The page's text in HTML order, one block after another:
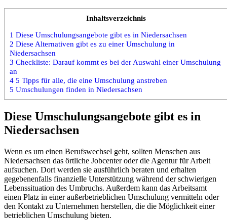
Inhaltsverzeichnis
1 Diese Umschulungsangebote gibt es in Niedersachsen
2 Diese Alternativen gibt es zu einer Umschulung in
Niedersachsen
3 Checkliste: Darauf kommt es bei der Auswahl einer Umschulung
an
4 5 Tipps für alle, die eine Umschulung anstreben
5 Umschulungen finden in Niedersachsen
Diese Umschulungsangebote gibt es in
Niedersachsen
Wenn es um einen Berufswechsel geht, sollten Menschen aus
Niedersachsen das örtliche Jobcenter oder die Agentur für Arbeit
aufsuchen. Dort werden sie ausführlich beraten und erhalten
gegebenenfalls finanzielle Unterstützung während der schwierigen
Lebenssituation des Umbruchs. Außerdem kann das Arbeitsamt
einen Platz in einer außerbetrieblichen Umschulung vermitteln oder
den Kontakt zu Unternehmen herstellen, die die Möglichkeit einer
betrieblichen Umschulung bieten.